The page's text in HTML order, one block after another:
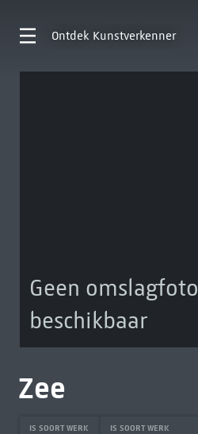
Ontdek Kunstverkenner
Geen omslagfoto
beschikbaar
Zee
IS SOORT WERK IS SOORT WERK